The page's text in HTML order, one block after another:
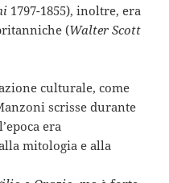
1797-1855), inoltre, era
(Walter Scott
culturale, come
scrisse durante
era
mitologia e alla